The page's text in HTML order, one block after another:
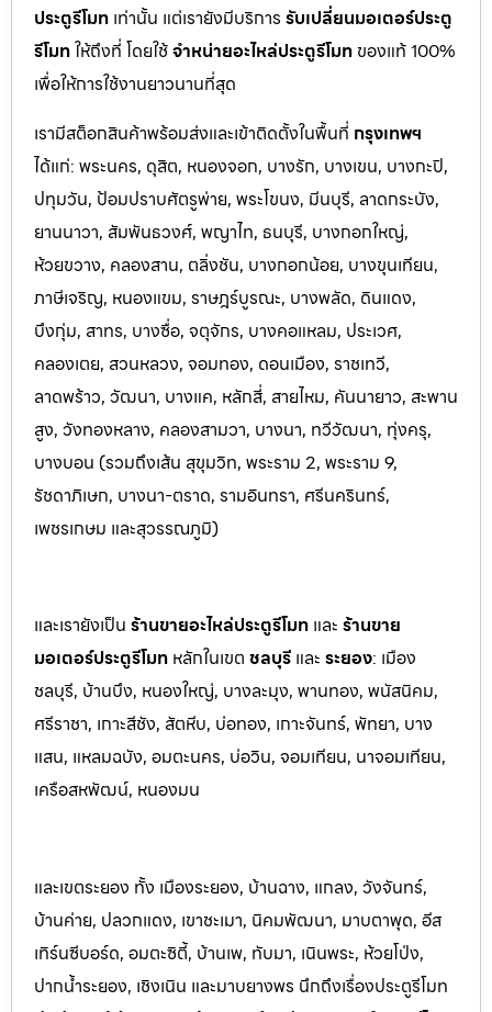
ประตูรีโมท เท่านั้น แต่เรายังมีบริการ รับเปลี่ยนมอเตอร์ประตู
รีโมทให้ถึงที่ โดยใช้จำหน่ายอะไหล่ประตูรีโมท ของแท้ 100%
เพื่อให้การใช้งานยาวนานที่สุด
เรามีสต็อกสินค้าพร้อมส่งและเข้าติดตั้งในพื้นที่ กรุงเทพฯ
ได้แก่: พระนคร, ดุสิต, หนองจอก, บางรัก, บางเขน, บางกะปิ,
ปทุมวัน, ป้อมปราบศัตรูพ่าย, พระโขนง, มีนบุรี, ลาดกระบัง,
ยานนาวา, สัมพันธวงศ์, พญาไท, ธนบุรี, บางกอกใหญ่,
ห้วยขวาง, คลองสาน, ตลิ่งชัน, บางกอกน้อย, บางขุนเทียน,
ภาษีเจริญ, หนองแขม, ราษฎร์บูรณะ, บางพลัด, ดินแดง,
บึงกุ่ม, สาทร, บางซื่อ, จตุจักร, บางคอแหลม, ประเวศ,
คลองเตย, สวนหลวง, จอมทอง, ดอนเมือง, ราชเทวี,
ลาดพร้าว, วัฒนา, บางแค, หลักสี่, สายไหม, คันนายาว, สะพาน
สูง, วังทองหลาง, คลองสามวา, บางนา, ทวีวัฒนา, ทุ่งครุ,
บางบอน (รวมถึงเส้น สุขุมวิท, พระราม 2, พระราม 9,
รัชดาภิเษก, บางนา-ตราด, รามอินทรา, ศรีนครินทร์,
เพชรเกษม และสุวรรณภูมิ)
และเรายังเป็น ร้านขายอะไหล่ประตูรีโมท และ ร้านขาย
มอเตอร์ประตูรีโมท หลักในเขต ชลบุรี และ ระยอง: เมือง
ชลบุรี, บ้านบึง, หนองใหญ่, บางละมุง, พานทอง, พนัสนิคม,
ศรีราชา, เกาะสีชัง, สัตหีบ, บ่อทอง, เกาะจันทร์, พัทยา, บาง
แสน, แหลมฉบัง, อมตะนคร, บ่อวิน, จอมเทียน, นาจอมเทียน,
เครือสหพัฒน์, หนองมน
และเขตระยอง ทั้ง เมืองระยอง, บ้านฉาง, แกลง, วังจันทร์,
บ้านค่าย, ปลวกแดง, เขาชะเมา, นิคมพัฒนา, มาบตาพุด, อีส
เทิร์นซีบอร์ด, อมตะซิตี้, บ้านเพ, ทับมา, เนินพระ, ห้วยโป่ง,
ปากน้ำระยอง, เชิงเนิน และมาบยางพร นึกถึงเรื่องประตูรีโมท